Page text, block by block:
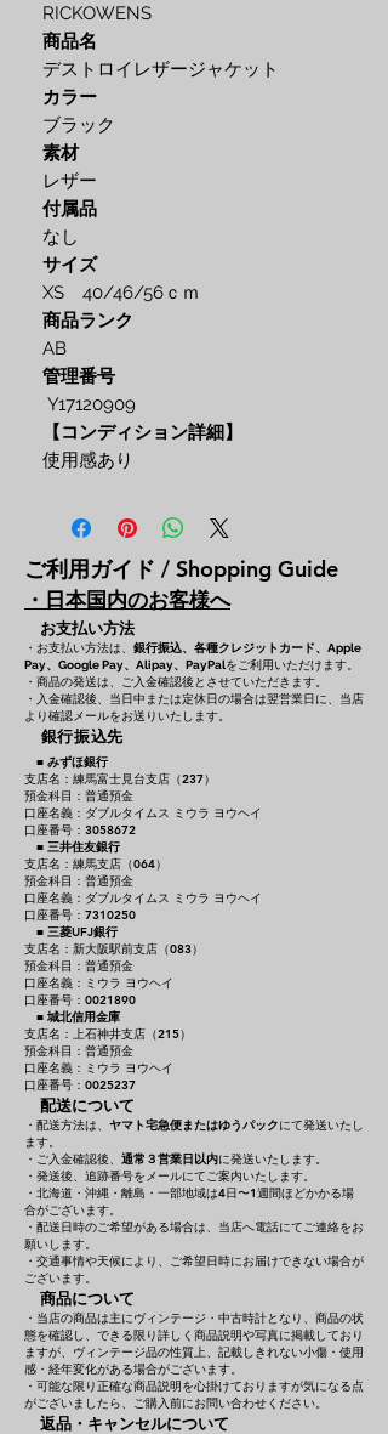
RICKOWENS
商品名
デストロイレザージャケット
カラー
ブラック
素材
レザー
付属品
なし
サイズ
XS 40/46/56ｃｍ
商品ランク
AB
管理番号
Y17120909
【コンディション詳細】
使用感あり
ご利用ガイド / Shopping Guide
・日本国内のお客様へ
お支払い方法
・お支払い方法は、 銀行振込、各種クレジットカード、 Apple
Pay、Google Pay、Alipay、PayPalをご利用いただけます。
・商品の発送は、ご入金確認後とさせていただきます。
・入金確認後、当日中または定休日の場合は翌営業日に、当店
より確認メールをお送りいたします。
銀行振込先
■ みずほ銀行
支店名：練馬富士見台支店（237）
預金科目：普通預金
口座名義：ダブルタイムス ミウラ ヨウヘイ
口座番号：3058672
■ 三井住友銀行
支店名：練馬支店（064）
預金科目：普通預金
口座名義：ダブルタイムス ミウラ ヨウヘイ
口座番号：7310250
■ 三菱UFJ銀行
支店名：新大阪駅前支店（083）
預金科目：普通預金
口座名義：ミウラ ヨウヘイ
口座番号：0021890
■ 城北信用金庫
支店名：上石神井支店（215）
預金科目：普通預金
口座名義：ミウラ ヨウヘイ
口座番号：0025237
配送について
・配送方法は、 ヤマト宅急便またはゆうパックにて発送いたし
ます。
・ご入金確認後、 通常３営業日以内に発送いたします。
・発送後、追跡番号をメールにてご案内いたします。
・北海道・沖縄・離島・一部地域は4日〜1週間ほどかかる場
合がございます。
・配送日時のご希望がある場合は、当店へ電話にてご連絡をお
願いします。
・交通事情や天候により、ご希望日時にお届けできない場合が
ございます。
商品について
・当店の商品は主にヴィンテージ・中古時計となり、商品の状
態を確認し、できる限り詳しく商品説明や写真に掲載しており
ますが、ヴィンテージ品の性質上、記載しきれない小傷・使用
感・経年変化がある場合がございます。
・可能な限り正確な商品説明を心掛けておりますが気になる点
がございましたら、ご購入前にお問い合わせください。
返品・キャンセルについて